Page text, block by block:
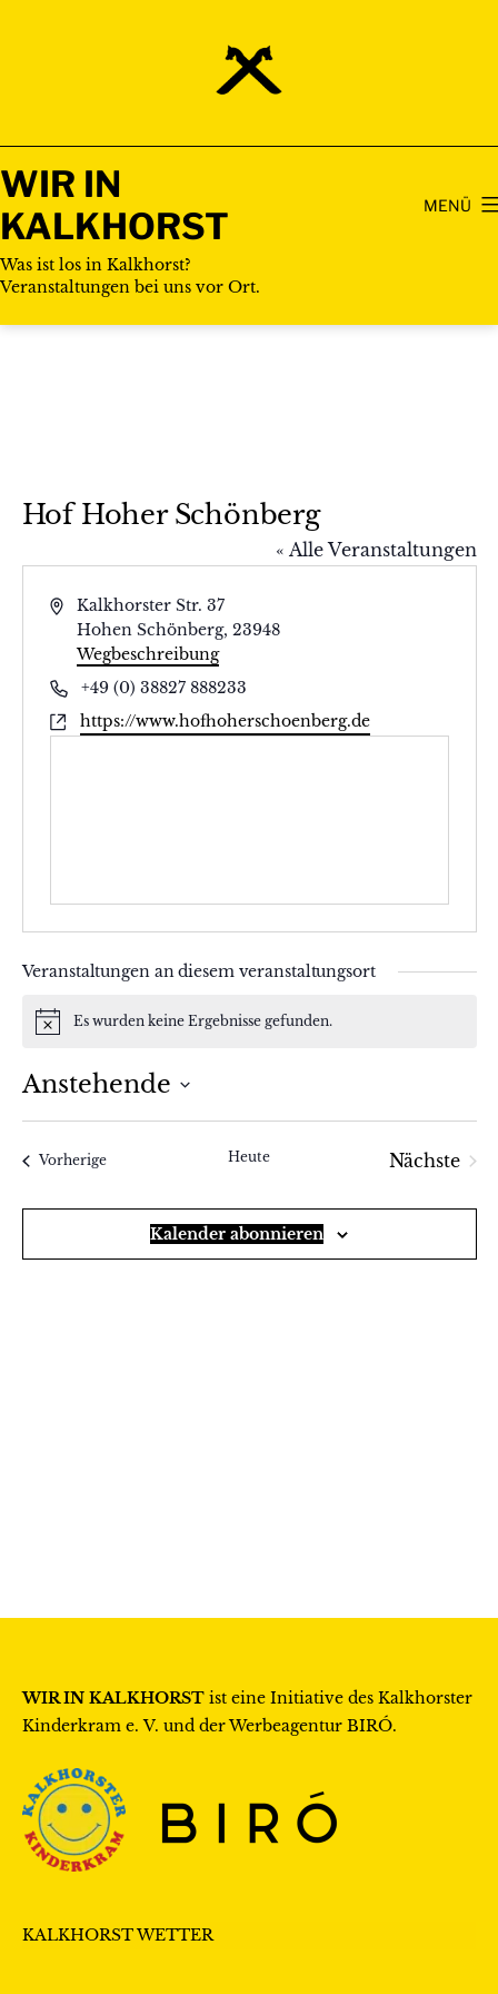
WIR IN
KALKHORST
Was ist los in Kalkhorst?
Veranstaltungen bei uns vor Ort.
MENÜ
Hof Hoher Schönberg
« Alle Veranstaltungen
Adresse
Kalkhorster Str. 37
Hohen Schönberg, 23948
Wegbeschreibung
Telefon+49 (0) 38827 888233
Webseite
https://www.hofhoherschoenberg.de
Veranstaltungen an diesem veranstaltungsort
HinweisEs wurden keine Ergebnisse gefunden.
Anstehende
VorherigeVeranstaltungen Heute
Nächste
Kalender abonnieren
WIR IN KALKHORST ist eine Initiative des Kalkhorster
Kinderkram e. V. und der Werbeagentur BIRÓ.
KALKHORST WETTER